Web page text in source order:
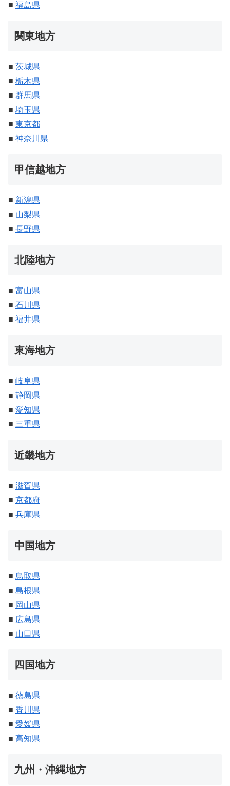
■ 福島県
関東地方
■ 茨城県
■ 栃木県
■ 群馬県
■ 埼玉県
■ 東京都
■ 神奈川県
甲信越地方
■ 新潟県
■ 山梨県
■ 長野県
北陸地方
■ 富山県
■ 石川県
■ 福井県
東海地方
■ 岐阜県
■ 静岡県
■ 愛知県
■ 三重県
近畿地方
■ 滋賀県
■ 京都府
■ 兵庫県
中国地方
■ 鳥取県
■ 島根県
■ 岡山県
■ 広島県
■ 山口県
四国地方
■ 徳島県
■ 香川県
■ 愛媛県
■ 高知県
九州・沖縄地方